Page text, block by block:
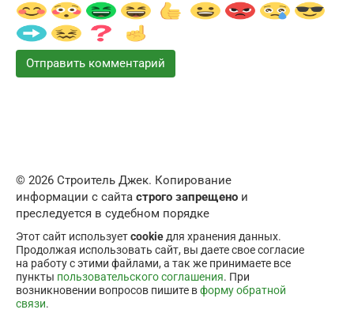
© 2026 Строитель Джек. Копирование
информации с сайта строго запрещено и
преследуется в судебном порядке
Этот сайт используетcookieдля хранения данных.
Продолжая использовать сайт, вы даете свое согласие
на работу с этими файлами, а так же принимаете все
пункты пользовательского соглашения. При
возникновении вопросов пишите вформу обратной
связи.